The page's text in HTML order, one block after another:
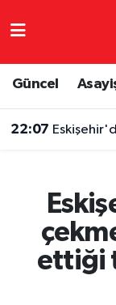
Güncel
22:07
ettiği
Spor
Eğitim
Eskişehir
TFF 3.Lig
Tüm